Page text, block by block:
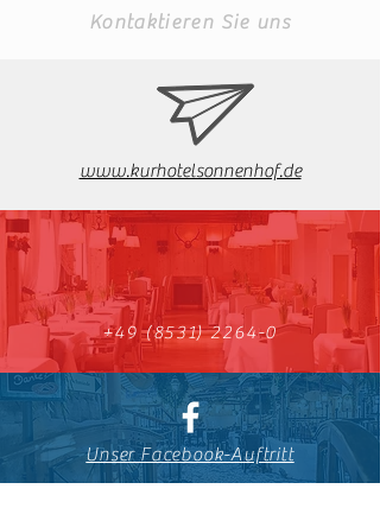
Kontaktieren Sie uns
www.kurhotelsonnenhof.de
+49 (8531) 2264-0
Unser Facebook-Auftritt